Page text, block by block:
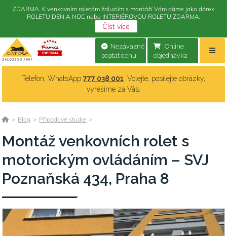
Online
objednávka
Nezávazně
poptat cenu
Telefon, WhatsApp 777 038 001 . Volejte, posílejte obrázky,
vyřešíme za Vás.
> Blog > Případové studie >
Montáž venkovních rolet s
motorickým ovládáním – SVJ
Poznaňská 434, Praha 8
ZDARMA. K venkovním roletám žaluziím s montáží Vám dáme jako dárek
ROLETU DEN A NOC nebo INTERIÉROVOU ROLETU ZDARMA.
Číst více